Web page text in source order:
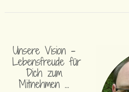
Unsere Vision –
Lebensfreude für
Dich zum
Mitnehmen …